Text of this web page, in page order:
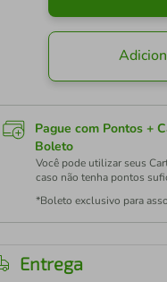
Pague com Pontos +
Boleto
Você pode utilizar seus
caso não tenha pontos
*Boleto exclusivo para
Entrega